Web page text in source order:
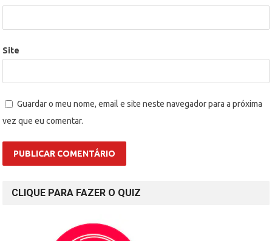
Site
Guardar o meu nome, email e site neste navegador para a próxima
vez que eu comentar.
CLIQUE PARA FAZER O QUIZ